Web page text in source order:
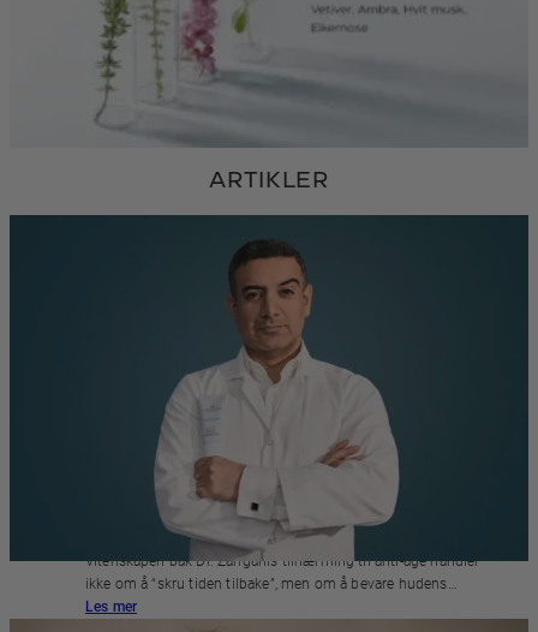
ARTIKLER
DR. ZANGANI ANTI AGE
Vitenskapen bak Dr. Zanganis tilnærming til anti-age handler
ikke om å “skru tiden tilbake”, men om å bevare hudens…
Les mer